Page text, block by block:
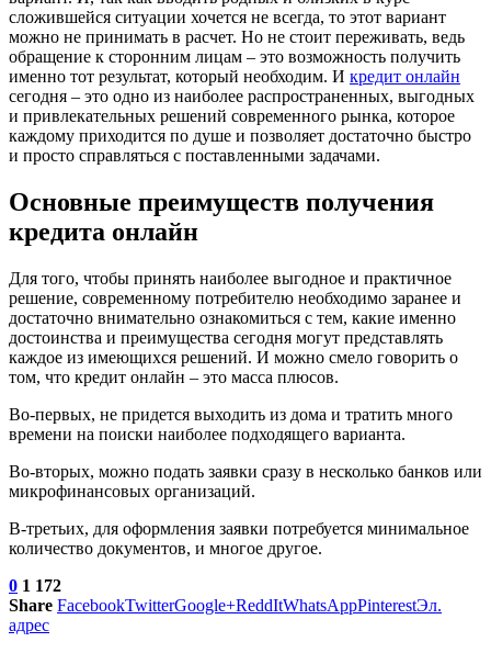
сложившейся ситуации хочется не всегда, то этот вариант
можно не принимать в расчет. Но не стоит переживать, ведь
обращение к сторонним лицам – это возможность получить
именно тот результат, который необходим. И кредит онлайн
сегодня – это одно из наиболее распространенных, выгодных
и привлекательных решений современного рынка, которое
каждому приходится по душе и позволяет достаточно быстро
и просто справляться с поставленными задачами.
Основные преимуществ получения
кредита онлайн
Для того, чтобы принять наиболее выгодное и практичное
решение, современному потребителю необходимо заранее и
достаточно внимательно ознакомиться с тем, какие именно
достоинства и преимущества сегодня могут представлять
каждое из имеющихся решений. И можно смело говорить о
том, что кредит онлайн – это масса плюсов.
Во-первых, не придется выходить из дома и тратить много
времени на поиски наиболее подходящего варианта.
Во-вторых, можно подать заявки сразу в несколько банков или
микрофинансовых организаций.
В-третьих, для оформления заявки потребуется минимальное
количество документов, и многое другое.
0 1 172
Share FacebookTwitterGoogle+ReddItWhatsAppPinterestЭл.
адрес